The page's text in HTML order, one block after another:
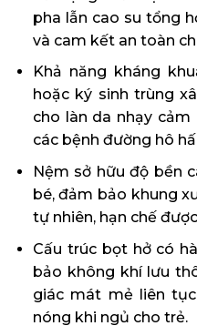
pha lẫn cao su tổng
và cam kết an toàn
Khả năng kháng
hoặc ký sinh trùng
cho làn da nhạy
các bệnh đường hô
Nệm sở hữu độ bền
bé, đảm bảo khung
tự nhiên, hạn chế
Cấu trúc bọt hở có
bảo không khí lưu
giác mát mẻ liên
nóng khi ngủ cho trẻ.